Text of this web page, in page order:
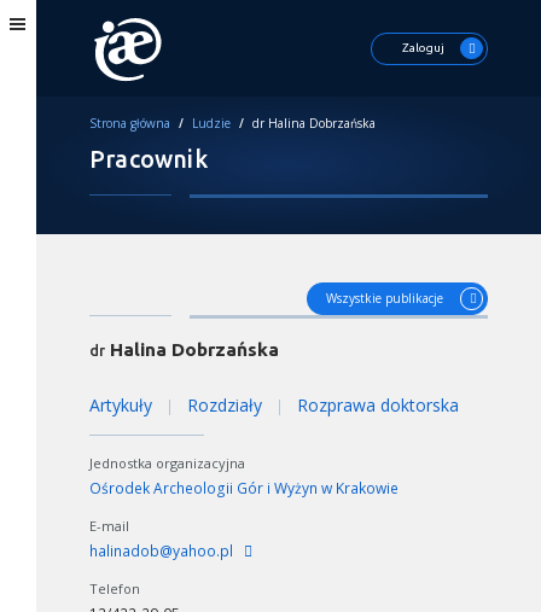
Zaloguj
Strona główna / Ludzie / dr Halina Dobrzańska
Pracownik
Wszystkie publikacje
dr Halina Dobrzańska
Artykuły | Rozdziały | Rozprawa doktorska
Jednostka organizacyjna
Ośrodek Archeologii Gór i Wyżyn w Krakowie
E-mail
halinadob@yahoo.pl
Telefon